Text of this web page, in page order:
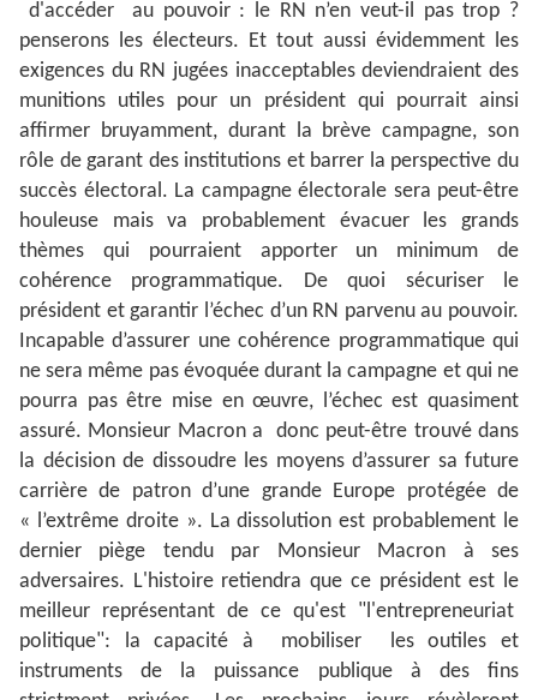
d'accéder au pouvoir : le RN n’en veut-il pas trop ?
penserons les électeurs. Et tout aussi évidemment les
exigences du RN jugées inacceptables deviendraient des
munitions utiles pour un président qui pourrait ainsi
affirmer bruyamment, durant la brève campagne, son
rôle de garant des institutions et barrer la perspective du
succès électoral. La campagne électorale sera peut-être
houleuse mais va probablement évacuer les grands
thèmes qui pourraient apporter un minimum de
cohérence programmatique. De quoi sécuriser le
président et garantir l’échec d’un RN parvenu au pouvoir.
Incapable d’assurer une cohérence programmatique qui
ne sera même pas évoquée durant la campagne et qui ne
pourra pas être mise en œuvre, l’échec est quasiment
assuré. Monsieur Macron a donc peut-être trouvé dans
la décision de dissoudre les moyens d’assurer sa future
carrière de patron d’une grande Europe protégée de
« l’extrême droite ». La dissolution est probablement le
dernier piège tendu par Monsieur Macron à ses
adversaires. L'histoire retiendra que ce président est le
meilleur représentant de ce qu'est "l'entrepreneuriat
politique": la capacité à mobiliser les outiles et
instruments de la puissance publique à des fins